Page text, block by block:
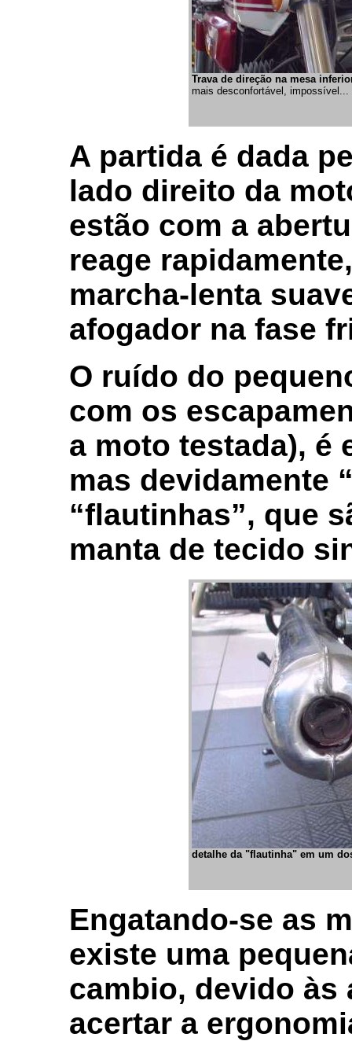
Trava de direção na mesa
mais desconfortável, impossível...
A partida é dada
lado direito da
estão com a
reage
marcha-lenta
afogador na fase
O ruído do
com os
a moto testada), é
mas devidamente
“flautinhas”, que
manta de tecido
detalhe da "flautinha" em um
Engatando-se as
existe uma
cambio, devido às
acertar a